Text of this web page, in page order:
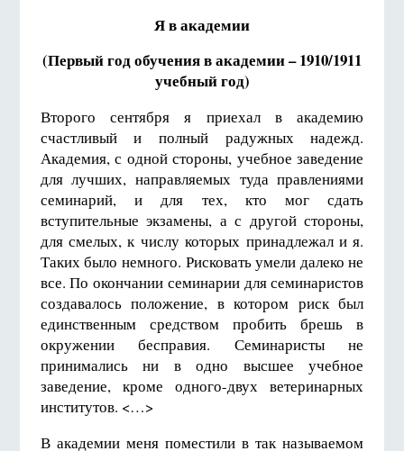
Я в академии
(Первый год обучения в академии – 1910/1911
учебный год)
Второго сентября я приехал в академию
счастливый и полный радужных надежд.
Академия, с одной стороны, учебное заведение
для лучших, направляемых туда правлениями
семи­нарий, и для тех, кто мог сдать
вступительные экзамены, а с другой стороны,
для смелых, к числу которых принадлежал и я.
Таких было немного. Рисковать умели далеко не
все. По окончании семинарии для семинаристов
создавалось положе­ние, в котором риск был
единственным средством пробить брешь в
окружении бесправия. Семинаристы не
принимались ни в одно высшее учебное
заведение, кроме одного-двух ветеринарных
институтов. <…>
В академии меня поместили в так называемом